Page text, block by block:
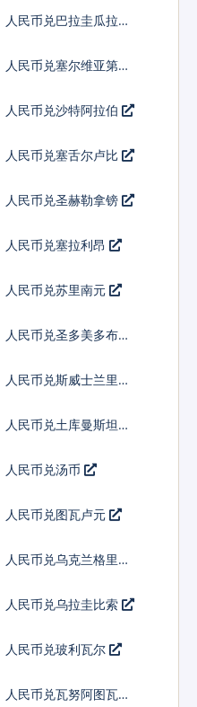
人民币兑巴拉圭瓜拉尼
人民币兑塞尔维亚第纳
人民币兑沙特阿拉伯
人民币兑塞舌尔卢比
人民币兑圣赫勒拿镑
人民币兑塞拉利昂
人民币兑苏里南元
人民币兑圣多美多布拉
人民币兑斯威士兰里兰
人民币兑土库曼斯坦马
人民币兑汤币
人民币兑图瓦卢元
人民币兑乌克兰格里夫
人民币兑乌拉圭比索
人民币兑玻利瓦尔
人民币兑瓦努阿图瓦图